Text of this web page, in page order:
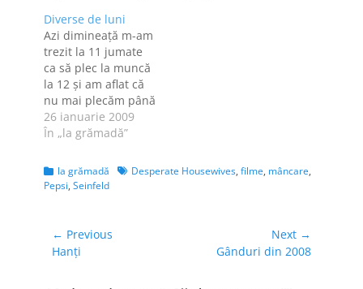
în care a cuprins o
mare parte dintre
"elementele"
prezente în serialul
Seinfeld. M-am tot
gândit cum să fac
să…
Diverse de luni
Azi dimineaţă m-am
trezit la 11 jumate
ca să plec la muncă
la 12 şi am aflat că
nu mai plecăm până
la 4. Ăsta da început
de săptămână! Mă
casieriţele de la
Kaufland trebuie să
cititorului de coduri
de bare, asta…
26 ianuarie 2009
În „la grămadă”
Categories
la grămadă TagsDesperate Housewives, filme, mâncare,
Pepsi, Seinfeld
Navigare
în
← Previous
Previous
Hanţi
Next →
Gânduri din 2008